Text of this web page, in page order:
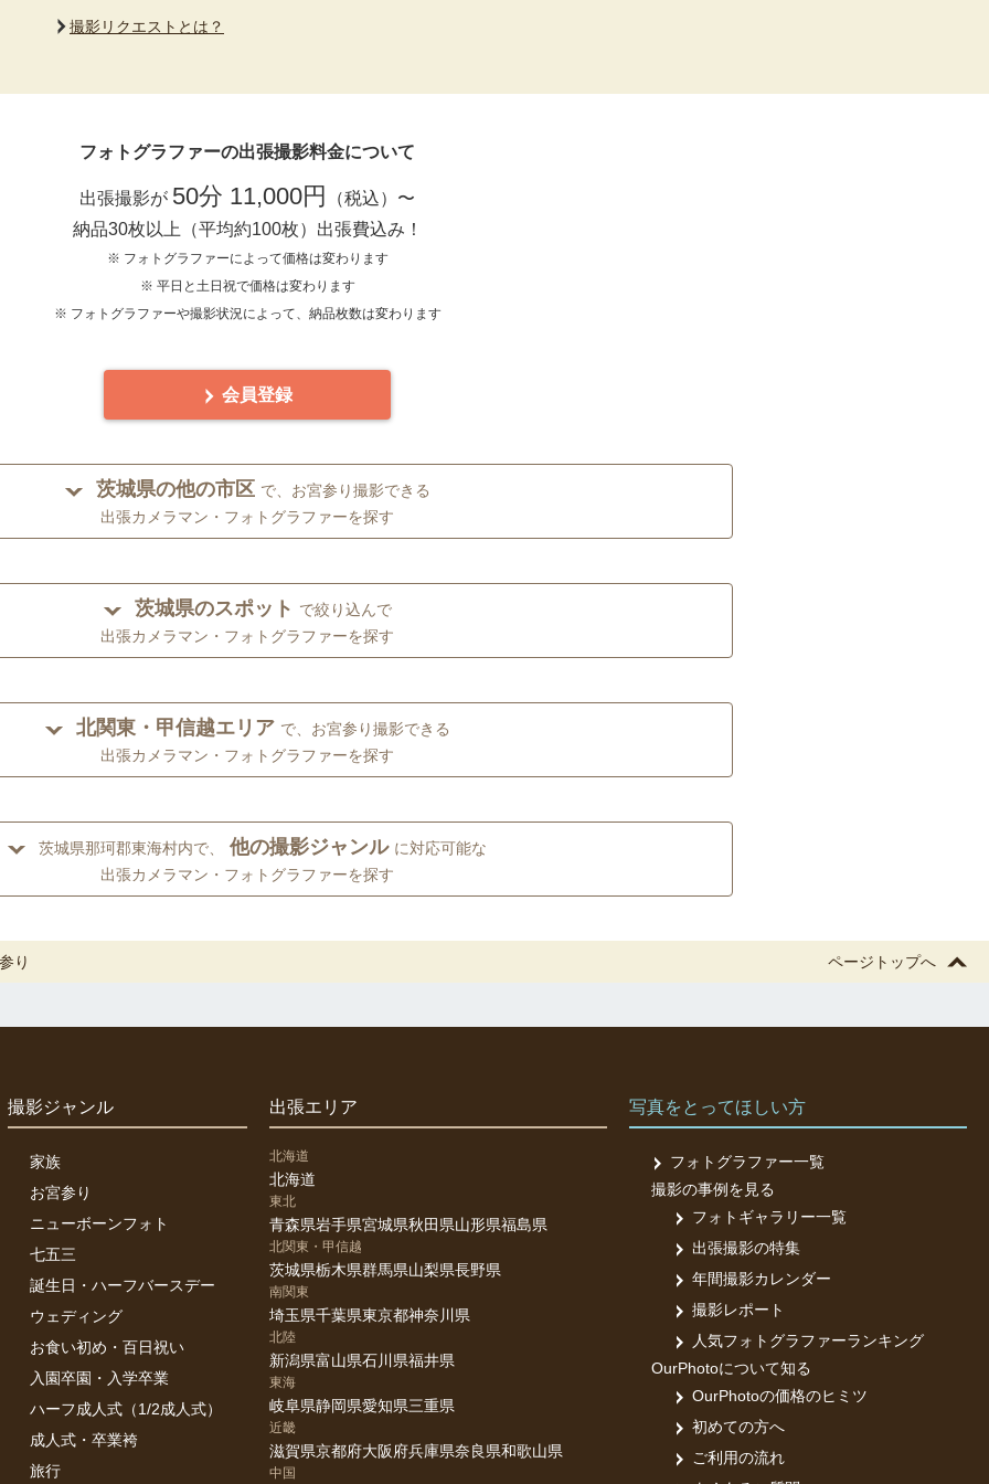
撮影リクエストとは？
フォトグラファーの出張撮影料金について
出張撮影が 50分 11,000円
（税込）〜
納品30枚以上（平均約100枚）出張費込み！
※ フォトグラファーによって価格は変わります
※ 平日と土日祝で価格は変わります
※ フォトグラファーや撮影状況によって、納品枚数は変わります
会員登録
茨城県の他の市区 で、お宮参り撮影できる
出張カメラマン・フォトグラファーを探す
茨城県のスポット で絞り込んで
出張カメラマン・フォトグラファーを探す
北関東・甲信越エリア で、お宮参り撮影できる
出張カメラマン・フォトグラファーを探す
茨城県那珂郡東海村内で、 他の撮影ジャンル に対応可能な
出張カメラマン・フォトグラファーを探す
り ページトップへ
撮影ジャンル
家族
お宮参り
ニューボーンフォト
七五三
誕生日・ハーフバースデー
ウェディング
お食い初め・百日祝い
入園卒園・入学卒業
ハーフ成人式（1/2成人式）
成人式・卒業袴
旅行
出張エリア
北海道
北海道
東北
青森県岩手県宮城県秋田県山形県福島県
北関東・甲信越
茨城県栃木県群馬県山梨県長野県
南関東
埼玉県千葉県東京都神奈川県
北陸
新潟県富山県石川県福井県
東海
岐阜県静岡県愛知県三重県
近畿
滋賀県京都府大阪府兵庫県奈良県和歌山県
中国
写真をとってほしい方
フォトグラファー一覧
撮影の事例を見る
フォトギャラリー一覧
出張撮影の特集
年間撮影カレンダー
撮影レポート
人気フォトグラファーランキング
OurPhotoについて知る
OurPhotoの価格のヒミツ
初めての方へ
ご利用の流れ